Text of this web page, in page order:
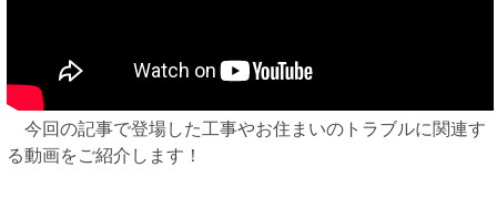
今回の記事で登場した工事やお住まいのトラブルに関連す
る動画をご紹介します！